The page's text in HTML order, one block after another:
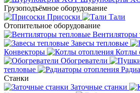
Грузоподъёмное оборудование
Присоски
Тали
Отопительное оборудование
Вентиляторы
Завесы тепловые
Конвекторы
Котлы
Обогреватели
тепловые
Станки
Заточные станки